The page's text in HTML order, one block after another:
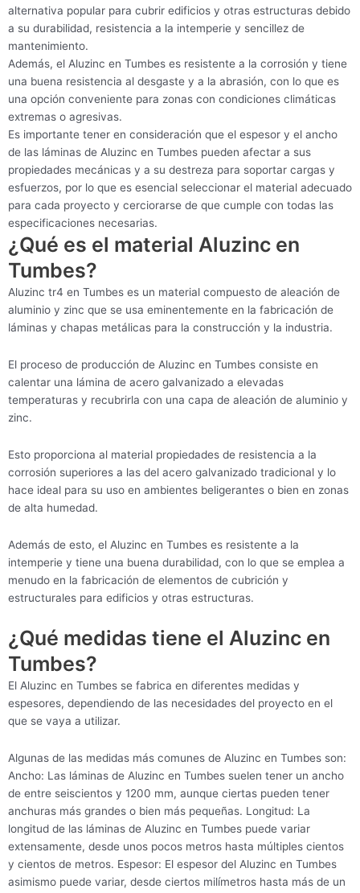
alternativa popular para cubrir edificios y otras estructuras debido
a su durabilidad, resistencia a la intemperie y sencillez de
mantenimiento.
Además, el Aluzinc en Tumbes es resistente a la corrosión y tiene
una buena resistencia al desgaste y a la abrasión, con lo que es
una opción conveniente para zonas con condiciones climáticas
extremas o agresivas.
Es importante tener en consideración que el espesor y el ancho
de las láminas de Aluzinc en Tumbes pueden afectar a sus
propiedades mecánicas y a su destreza para soportar cargas y
esfuerzos, por lo que es esencial seleccionar el material adecuado
para cada proyecto y cerciorarse de que cumple con todas las
especificaciones necesarias.
¿Qué es el material Aluzinc en
Tumbes?
Aluzinc tr4 en Tumbes es un material compuesto de aleación de
aluminio y zinc que se usa eminentemente en la fabricación de
láminas y chapas metálicas para la construcción y la industria.
El proceso de producción de Aluzinc en Tumbes consiste en
calentar una lámina de acero galvanizado a elevadas
temperaturas y recubrirla con una capa de aleación de aluminio y
zinc.
Esto proporciona al material propiedades de resistencia a la
corrosión superiores a las del acero galvanizado tradicional y lo
hace ideal para su uso en ambientes beligerantes o bien en zonas
de alta humedad.
Además de esto, el Aluzinc en Tumbes es resistente a la
intemperie y tiene una buena durabilidad, con lo que se emplea a
menudo en la fabricación de elementos de cubrición y
estructurales para edificios y otras estructuras.
¿Qué medidas tiene el Aluzinc en
Tumbes?
El Aluzinc en Tumbes se fabrica en diferentes medidas y
espesores, dependiendo de las necesidades del proyecto en el
que se vaya a utilizar.
Algunas de las medidas más comunes de Aluzinc en Tumbes son:
Ancho: Las láminas de Aluzinc en Tumbes suelen tener un ancho
de entre seiscientos y 1200 mm, aunque ciertas pueden tener
anchuras más grandes o bien más pequeñas. Longitud: La
longitud de las láminas de Aluzinc en Tumbes puede variar
extensamente, desde unos pocos metros hasta múltiples cientos
y cientos de metros. Espesor: El espesor del Aluzinc en Tumbes
asimismo puede variar, desde ciertos milímetros hasta más de un